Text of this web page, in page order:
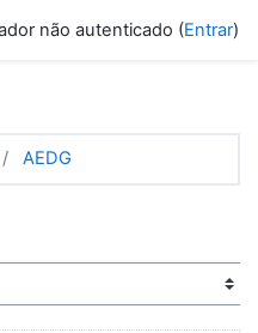
não autenticado (Entrar)
AEDG